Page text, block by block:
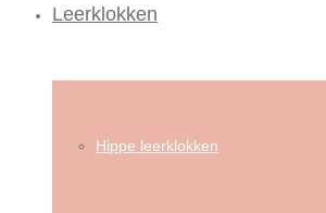
Leerklokken
Hippe leerklokken